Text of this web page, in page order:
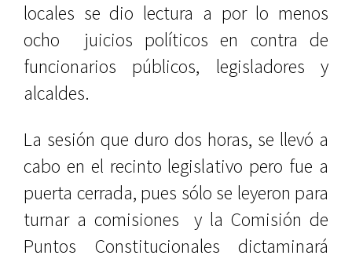
locales se dio lectura a por lo menos
ocho juicios políticos en contra de
funcionarios públicos, legisladores y
alcaldes.
La sesión que duro dos horas, se llevó a
cabo en el recinto legislativo pero fue a
puerta cerrada, pues sólo se leyeron para
turnar a comisiones y la Comisión de
Puntos Constitucionales dictaminará